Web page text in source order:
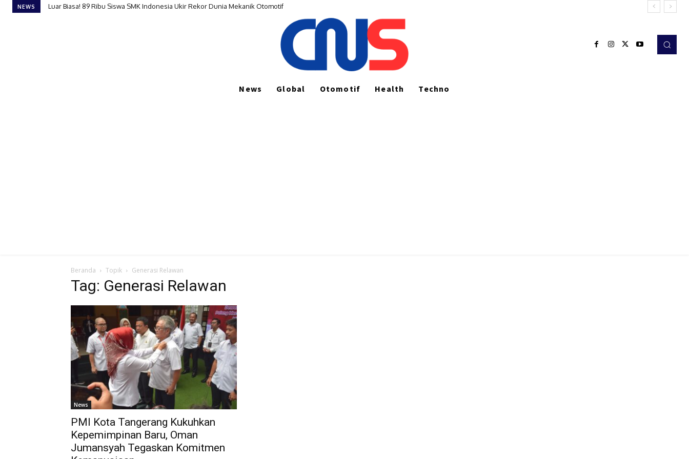
NEWS Luar Biasa! 89 Ribu Siswa SMK Indonesia Ukir Rekor Dunia Mekanik Otomotif
News Global Otomotif Health Techno
Beranda Topik Generasi Relawan
Tag: Generasi Relawan
News
PMI Kota Tangerang Kukuhkan
Kepemimpinan Baru, Oman
Jumansyah Tegaskan Komitmen